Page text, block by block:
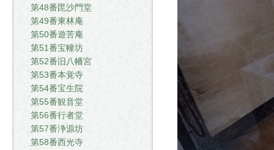
第48番毘沙門堂
第49番東林庵
第50番遊苦庵
第51番宝幢坊
第52番旧八幡宮
第53番本覚寺
第54番宝生院
第55番観音堂
第56番行者堂
第57番浄源坊
第58番西光寺